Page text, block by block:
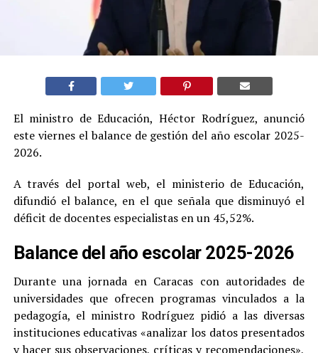
El ministro de Educación, Héctor Rodríguez, anunció
este viernes el balance de gestión del año escolar 2025-
2026.
A través del portal web, el ministerio de Educación,
difundió el balance, en el que señala que disminuyó el
déficit de docentes especialistas en un 45,52%.
Balance del año escolar 2025-2026
Durante una jornada en Caracas con autoridades de
universidades que ofrecen programas vinculados a la
pedagogía, el ministro Rodríguez pidió a las diversas
instituciones educativas «analizar los datos presentados
y hacer sus observaciones, críticas y recomendaciones»,